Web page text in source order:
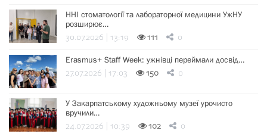
ННІ стоматології та лабораторної медицини УжНУ
розширює…
30.07.2026 | 13:19 111 0
Erasmus+ Staff Week: ужнівці переймали досвід…
27.07.2026 | 17:03 150 0
У Закарпатському художньому музеї урочисто
вручили…
24.07.2026 | 10:39 102 0